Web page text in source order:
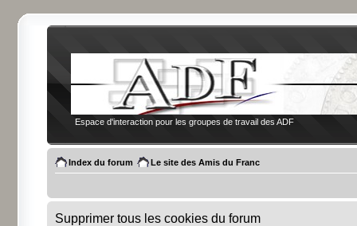
Espace d'interaction pour les groupes de travail des ADF
Index du forum Le site des Amis du Franc
Supprimer tous les cookies du forum